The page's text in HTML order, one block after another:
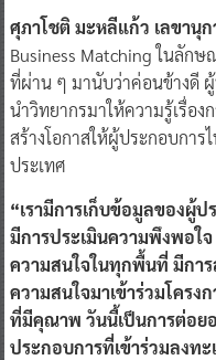
ศุภาโชติ มะหลีแก้ว เลขานุ
Business Matching ในลัก
ที่ผ่าน ๆ มานับว่าค่อนข้างดี
นำวิทยากรมาให้ความรู้เรื่อง
สร้างโอกาสให้ผู้ประกอบการ
ประเทศ
“เรามีการเก็บข้อมูลของผู้
มีการประเมินความพึงพอใ
ความสนใจในทุกพื้นที่ มีกา
ความสนใจมาเข้าร่วมโครง
ที่มีคุณาพ วันนี้เป็นการต่อย
ประกอบการที่เข้าร่วมลงทะ